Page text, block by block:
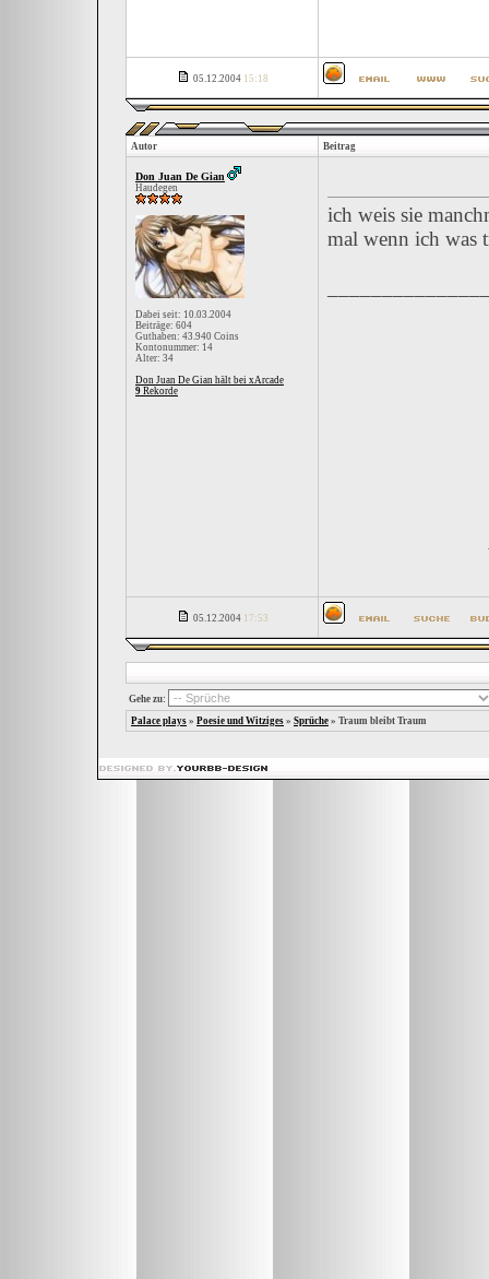
05.12.2004 15:18
Autor Beitrag
Don Juan De Gian
Haudegen
Dabei seit: 10.03.2004
Beiträge: 604
Guthaben: 43.940 Coins
Kontonummer: 14
Alter: 34
Don Juan De Gian hält bei xArcade
9 Rekorde
ich weis sie
mal wenn ich was
05.12.2004 17:53
Gehe zu:
Palace plays » Poesie und Witziges » Sprüche » Traum bleibt Traum